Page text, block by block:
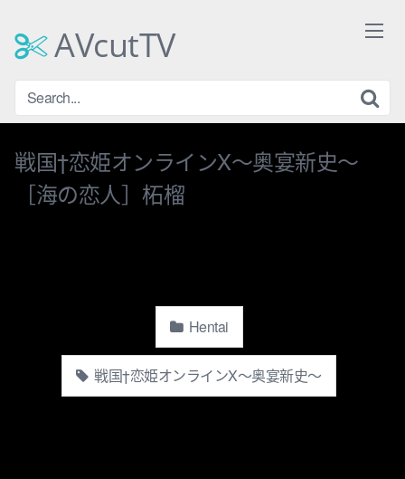
contentAVcutTV
戦国†恋姫オンラインX〜奥宴新史〜
［海の恋人］柘榴
Hentai
戦国†恋姫オンラインX〜奥宴新史〜